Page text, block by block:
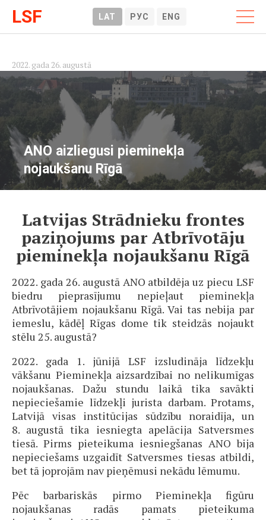
LSF LAT РУС ENG
2022. gada 26. augustā
ANO aizliegusi pieminekļa
nojaukšanu Rīgā
Latvijas Strādnieku frontes
paziņojums par Atbrīvotāju
pieminekļa nojaukšanu Rīgā
2022. gada 26. augustā ANO atbildēja uz piecu LSF
biedru pieprasījumu nepieļaut pieminekļa
Atbrīvotājiem nojaukšanu Rīgā. Vai tas nebija par
iemeslu, kādēļ Rīgas dome tik steidzās nojaukt
stēlu 25. augustā?
2022. gada 1. jūnijā LSF izsludināja līdzekļu
vākšanu Pieminekļa aizsardzībai no nelikumīgas
nojaukšanas. Dažu stundu laikā tika savākti
nepieciešamie līdzekļi jurista darbam. Protams,
Latvijā visas institūcijas sūdzību noraidīja, un
8. augustā tika iesniegta apelācija Satversmes
tiesā. Pirms pieteikuma iesniegšanas ANO bija
nepieciešams uzgaidīt Satversmes tiesas atbildi,
bet tā joprojām nav pieņēmusi nekādu lēmumu.
Pēc barbariskās pirmo Pieminekļa figūru
nojaukšanas radās pamats pieteikuma